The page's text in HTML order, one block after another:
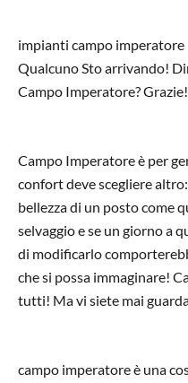
impianti campo imperatore
Qualcuno Sto arrivando!
Campo Imperatore? Grazie!
Campo Imperatore è per
confort deve scegliere
bellezza di un posto come
selvaggio e se un giorno a
di modificarlo
che si possa immaginare!
tutti! Ma vi siete mai
campo imperatore è una